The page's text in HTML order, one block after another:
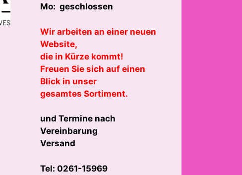
Mo: geschlossen
Wir arbeiten an einer neuen
Website,
die in Kürze kommt!
Freuen Sie sich auf einen
Blick in unser
gesamtes Sortiment.
und Termine nach
Vereinbarung
Versand
Tel: 0261-15969